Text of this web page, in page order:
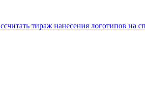
тираж нанесения логотипов на